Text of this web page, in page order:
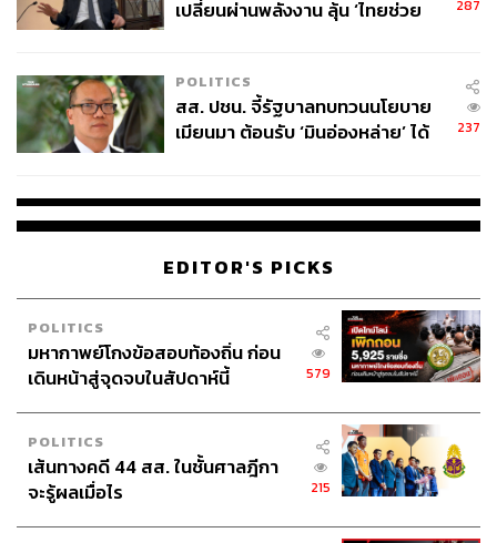
เปลี่ยนผ่านพลังงาน ลุ้น ‘ไทยช่วย
287
POLITICS
สส. ปชน. จี้รัฐบาลทบทวนนโยบาย
เมียนมา ต้อนรับ ‘มินอ่องหล่าย’ ได้
237
EDITOR'S PICKS
POLITICS
มหากาพย์โกงข้อสอบท้องถิ่น ก่อน
เดินหน้าสู่จุดจบในสัปดาห์นี้
579
POLITICS
เส้นทางคดี 44 สส. ในชั้นศาลฎีกา
จะรู้ผลเมื่อไร
215